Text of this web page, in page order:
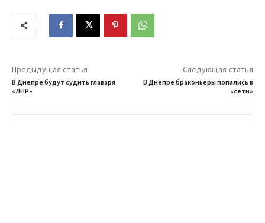
Предыдущая статья
В Днепре будут судить главаря
«ЛНР»
Следующая статья
В Днепре браконьеры попались в
«сети»